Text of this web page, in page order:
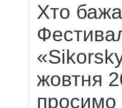
Хто
жовтня
просимо